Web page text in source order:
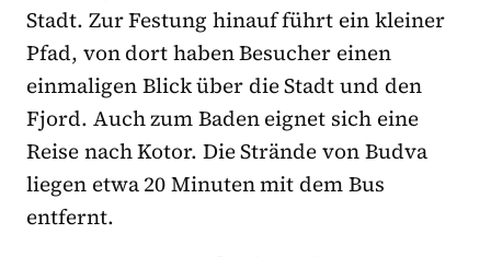
Stadt. Zur Festung hinauf führt ein kleiner
Pfad, von dort haben Besucher einen
einmaligen Blick über die Stadt und den
Fjord. Auch zum Baden eignet sich eine
Reise nach Kotor. Die Strände von Budva
liegen etwa 20 Minuten mit dem Bus
entfernt.